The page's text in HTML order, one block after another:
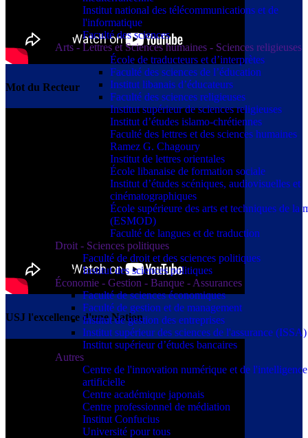
Institut national des télécommunications et de
l'informatique
Faculté des sciences
Arts - Lettres et Sciences humaines - Sciences religieuses
École de traducteurs et d’interprètes
Faculté des sciences de l’éducation
Institut libanais d’éducateurs
Faculté des sciences religieuses
Institut supérieur de sciences religieuses
Institut d’études islamo-chrétiennes
Faculté des lettres et des sciences humaines
Ramez G. Chagoury
Institut de lettres orientales
École libanaise de formation sociale
Institut d’études scéniques, audiovisuelles et
cinématographiques
École supérieure des arts et techniques de la
(ESMOD)
Faculté de langues et de traduction
Droit - Sciences politiques
Faculté de droit et des sciences politiques
Institut des sciences politiques
Économie - Gestion - Banque - Assurances
Faculté de sciences économiques
Faculté de gestion et de management
Institut de gestion des entreprises
Institut supérieur des sciences de l'assurance (ISSA)
Institut supérieur d’études bancaires
Autres
Centre de l'innovation numérique et de l'intelligence
artificielle
Centre académique japonais
Centre professionnel de médiation
Institut Confucius
Université pour tous
Mot du Recteur
USJ l'excellence d'une Nation